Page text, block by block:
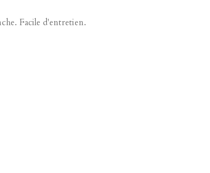
Facile d'entretien.